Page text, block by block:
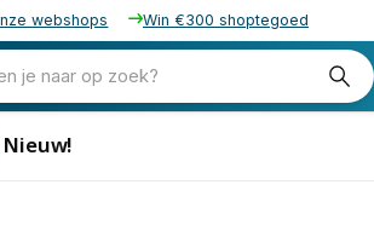
webshops Win €300 shoptegoed
je naar op zoek?
Nieuw!
25,63 excl. btw
31,01 incl. btw